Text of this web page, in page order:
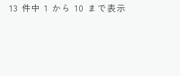
13 件中 1 から 10 まで表示